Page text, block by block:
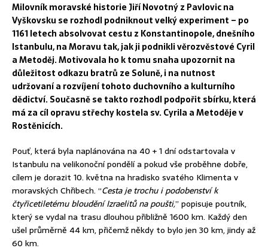
Milovník moravské historie Jiří Novotný z Pavlovic na
Vyškovsku se rozhodl podniknout velký experiment – po
1161 letech absolvovat cestu z Konstantinopole, dnešního
Istanbulu, na Moravu tak, jak ji podnikli věrozvěstové Cyril
a Metoděj. Motivovala ho k tomu snaha upozornit na
důležitost odkazu bratrů ze Soluně, i na nutnost
udržovaní a rozvíjení tohoto duchovního a kulturního
dědictví. Současně se takto rozhodl podpořit sbírku, která
má za cíl opravu střechy kostela sv. Cyrila a Metoděje v
Rostěnicích.
Pouť, která byla naplánována na 40 + 1 dní odstartovala v
Istanbulu na velikonoční pondělí a pokud vše proběhne dobře,
cílem je dorazit 10. května na hradisko svatého Klimenta v
moravských Chřibech. “Cesta je trochu i podobenství k
čtyřicetiletému bloudění Izraelitů na poušti,” popisuje poutník,
který se vydal na trasu dlouhou přibližně 1600 km. Každý den
ušel průměrně 44 km, přičemž někdy to bylo jen 30 km, jindy až
60 km.